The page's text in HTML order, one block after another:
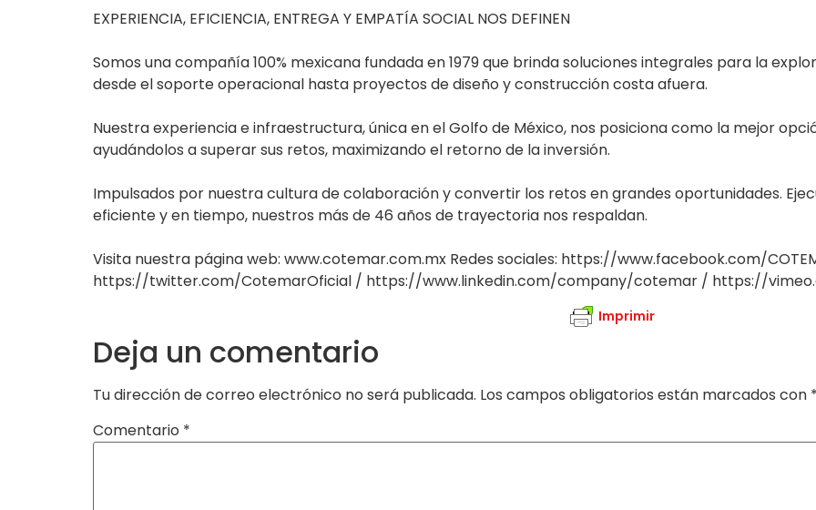
EXPERIENCIA, EFICIENCIA, ENTREGA Y EMPATÍA SOCIAL NOS DEFINEN
Somos una compañía 100% mexicana fundada en 1979 que brinda soluciones integrales para la
desde el soporte operacional hasta proyectos de diseño y construcción costa afuera.
Nuestra experiencia e infraestructura, única en el Golfo de México, nos posiciona como la mejor
ayudándolos a superar sus retos, maximizando el retorno de la inversión.
Impulsados por nuestra cultura de colaboración y convertir los retos en grandes oportunidades.
eficiente y en tiempo, nuestros más de 46 años de trayectoria nos respaldan.
Visita nuestra página web: www.cotemar.com.mx Redes sociales: https://www.facebook.com/
https://twitter.com/CotemarOficial / https://www.linkedin.com/company/cotemar / https://
Imprimir
Deja un comentario
Tu dirección de correo electrónico no será publicada. Los campos obligatorios están marcados con
Comentario *